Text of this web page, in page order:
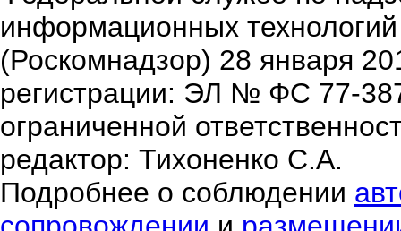
информационных
(Роскомнадзор) 28 января
регистрации: ЭЛ № ФС 77-
ограниченной
редактор: Тихоненко С.А.
Подробнее о соблюдении